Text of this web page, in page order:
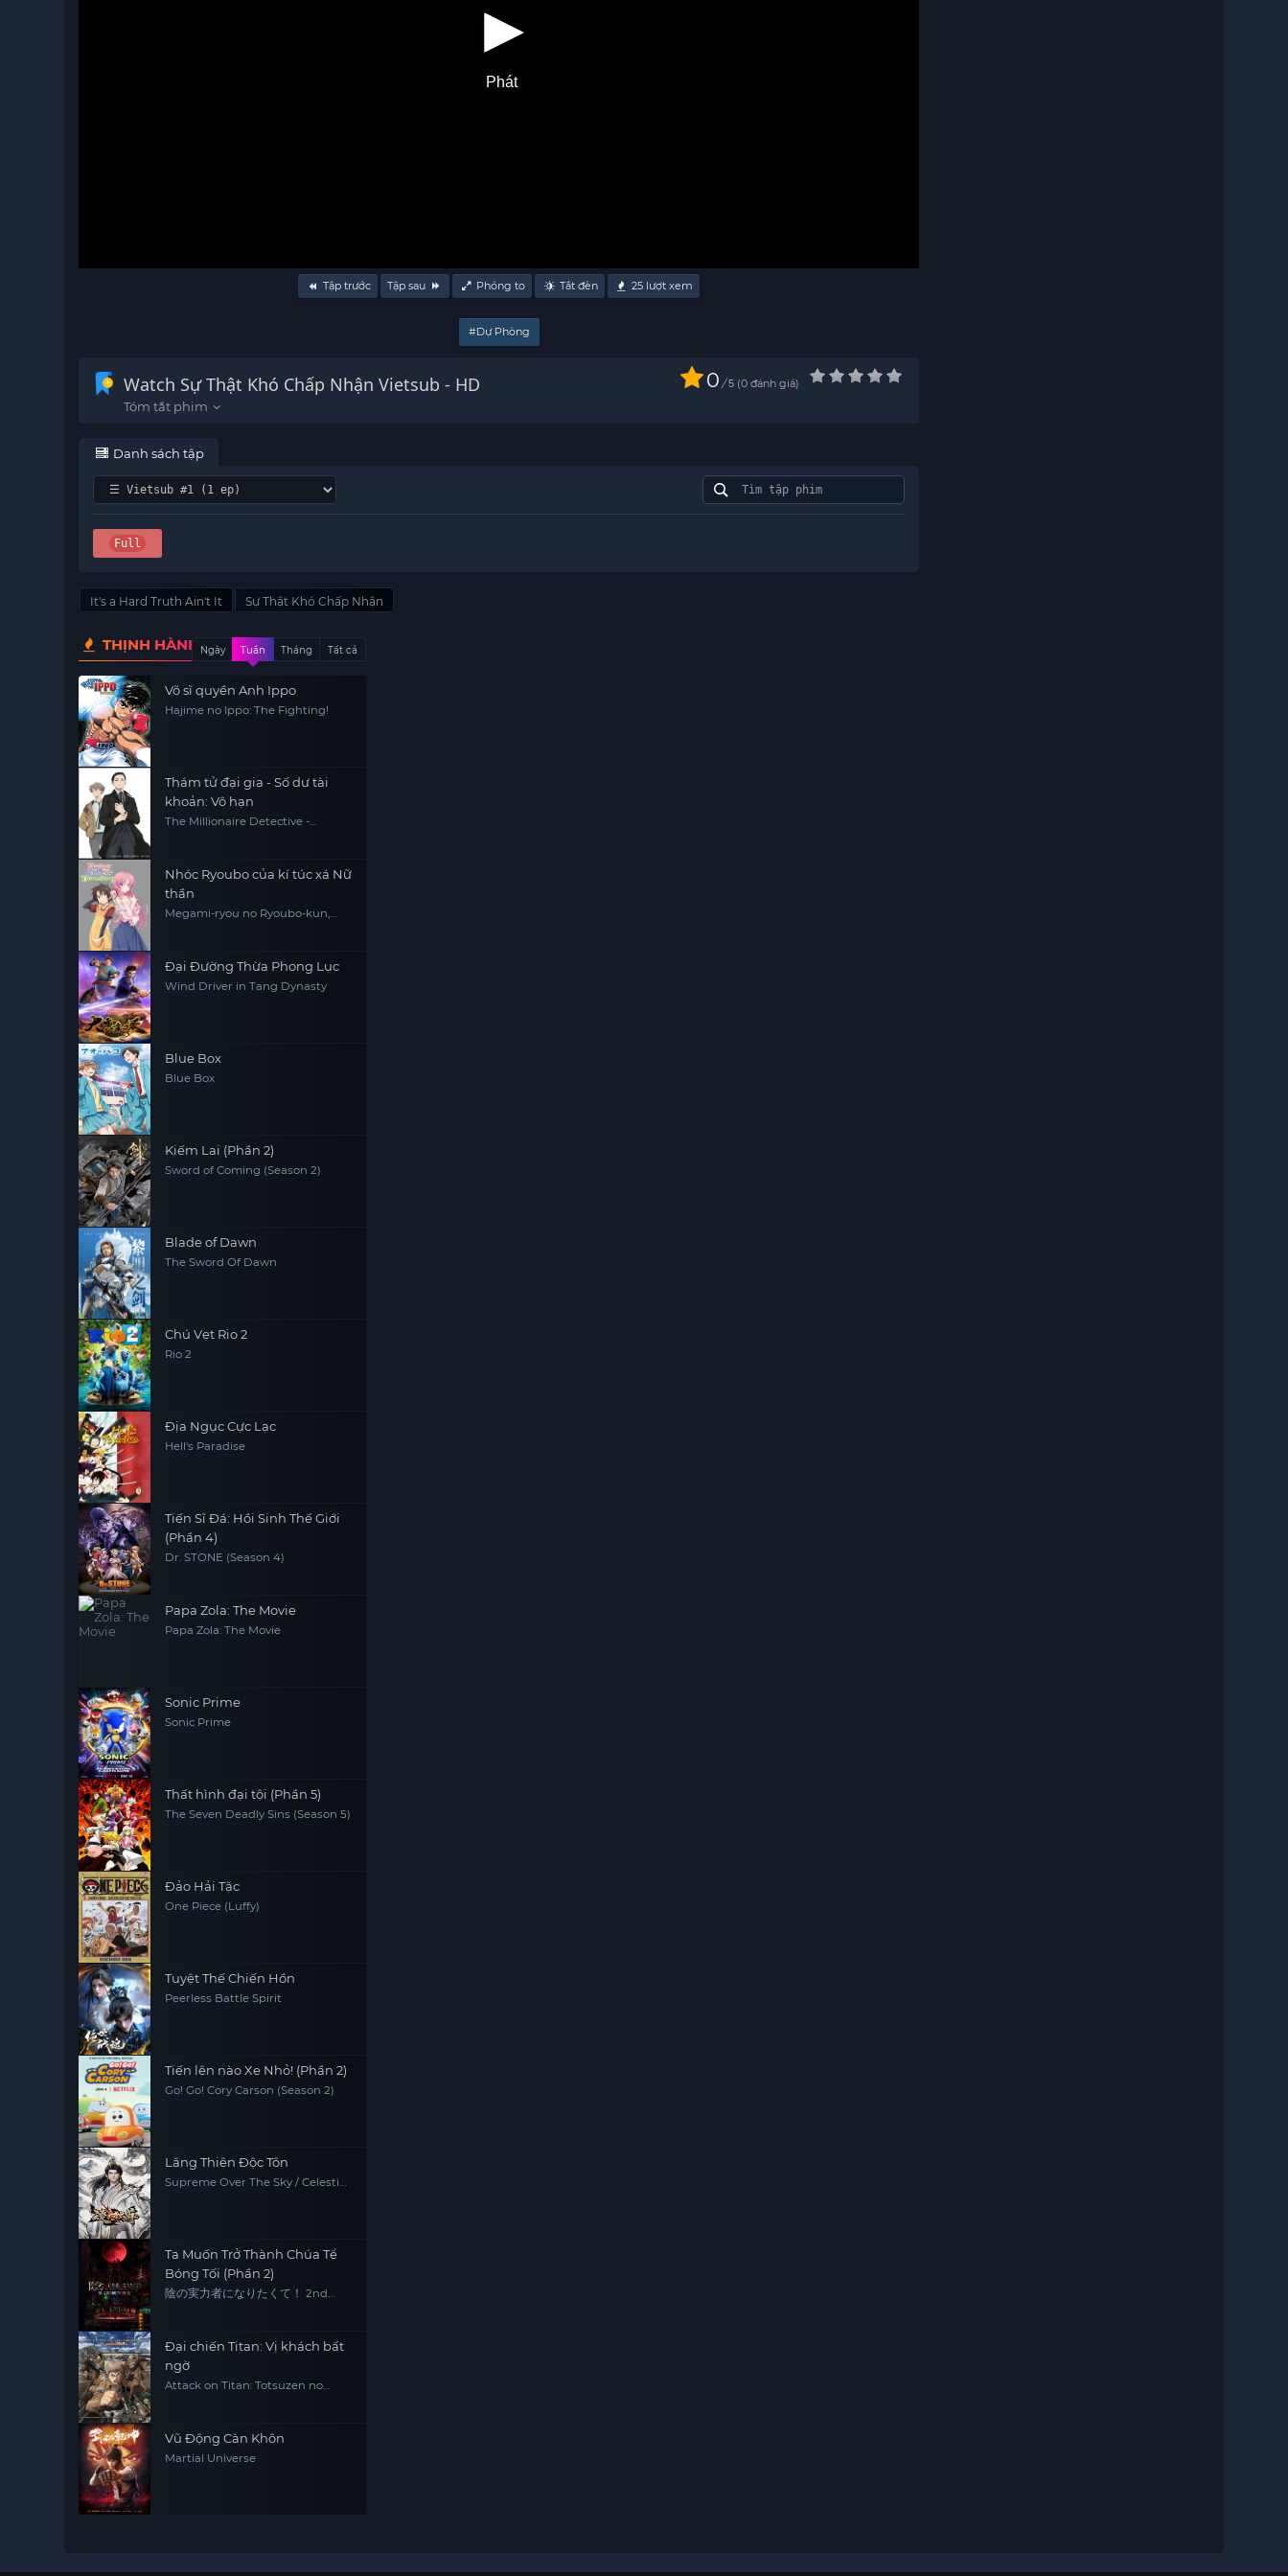
Phát
Tập trước Tập sau Phóng to Tắt đèn 25 lượt xem
#Dự Phòng
Watch Sự Thật Khó Chấp Nhận Vietsub - HD 0 / 5 0 đánh giá
Danh sách tập
Full
It's a Hard Truth Ain't It Sự Thật Khó Chấp Nhận
THỊNH HÀNH Ngày Tuần Tháng Tất cả
Võ sĩ quyền Anh Ippo
Hajime no Ippo: The Fighting!
Thám tử đại gia - Số dư tài
khoản: Vô hạn
The Millionaire Detective -
Nhóc Ryoubo của kí túc xá Nữ
thần
Megami-ryou no Ryoubo-kun,
Đại Đường Thừa Phong Lục
Wind Driver in Tang Dynasty
Blue Box
Blue Box
Kiếm Lai (Phần 2)
Sword of Coming (Season 2)
Blade of Dawn
The Sword Of Dawn
Chú Vẹt Rio 2
Rio 2
Địa Ngục Cực Lạc
Hell's Paradise
Tiến Sĩ Đá: Hồi Sinh Thế Giới
(Phần 4)
Dr. STONE (Season 4)
Papa Zola: The Movie
Papa Zola: The Movie
Sonic Prime
Sonic Prime
Thất hình đại tội (Phần 5)
The Seven Deadly Sins (Season 5)
Đảo Hải Tặc
One Piece (Luffy)
Tuyệt Thế Chiến Hồn
Peerless Battle Spirit
Tiến lên nào Xe Nhỏ! (Phần 2)
Go! Go! Cory Carson (Season 2)
Lăng Thiên Độc Tôn
Supreme Over The Sky / Celestial
Ta Muốn Trở Thành Chúa Tể
Bóng Tối (Phần 2)
陰の実力者になりたくて！ 2nd
Đại chiến Titan: Vị khách bất
ngờ
Attack on Titan: Totsuzen no
Vũ Động Càn Khôn
Martial Universe